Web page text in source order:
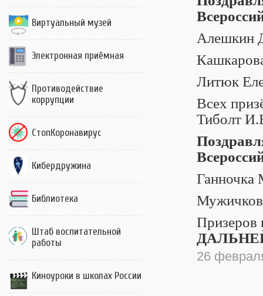
Виртуальный музей
Электронная приёмная
Противодействие
коррупции
СтопКоронавирус
Кибердружина
Библиотека
Штаб воспитательной
работы
Киноуроки в школах России
Алешкин
Литюк
Всех
Тиболт
Ганночка
Призеров
26